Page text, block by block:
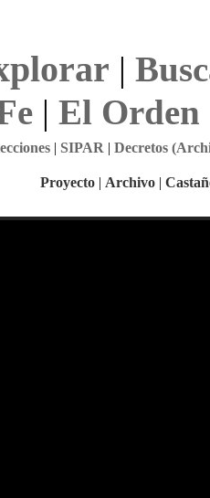
|
| El Orden
| SIPAR | Decretos
Proyecto | Archivo |